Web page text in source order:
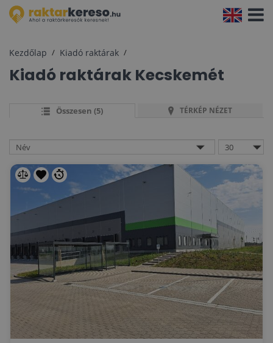
Kezdőlap Kiadó raktárak
Kiadó raktárak Kecskemét
Összesen (5) TÉRKÉP NÉZET